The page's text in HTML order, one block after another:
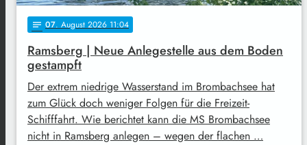
notes 07. August 2026 11:04
Ramsberg | Neue Anlegestelle aus dem Boden
gestampft
Der extrem niedrige Wasserstand im Brombachsee hat
zum Glück doch weniger Folgen für die Freizeit-
Schifffahrt. Wie berichtet kann die MS Brombachsee
nicht in Ramsberg anlegen – wegen der flachen …